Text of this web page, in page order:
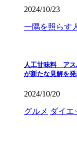
2024/10/23
一隅を照らす
人工甘味料 アス
が新たな見解を
2024/10/20
グルメ ダイエ